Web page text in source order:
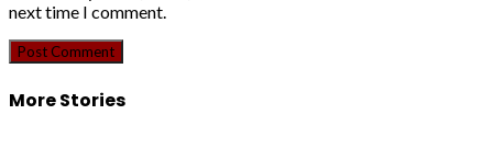
next time I comment.
More Stories